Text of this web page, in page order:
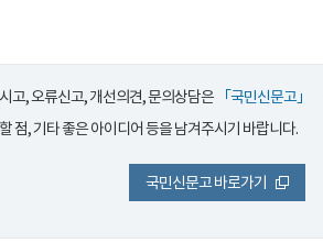
고, 오류신고, 개선의견, 문의상담은 「국민신문고」
점, 기타 좋은 아이디어 등을 남겨주시기 바랍니다.
국민신문고 바로가기